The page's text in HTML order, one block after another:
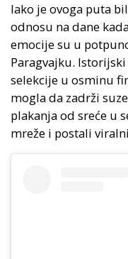
Iako je ovoga puta
odnosu na dane
emocije su u
Paragvajku.
selekcije u osminu
mogla da zadrži
plakanja od sreće u
mreže i postali